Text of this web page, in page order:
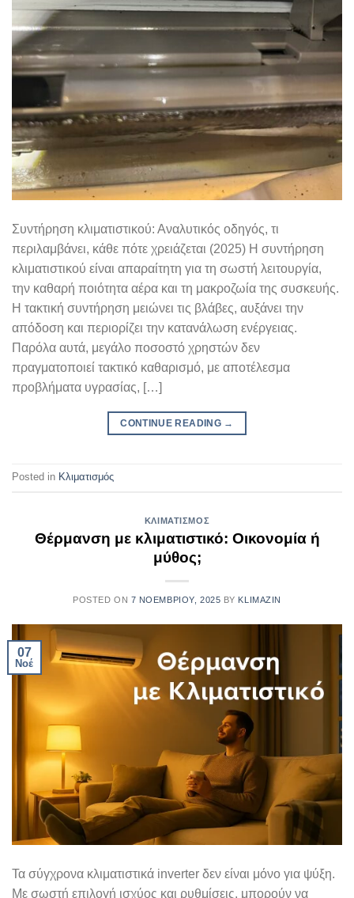
Συντήρηση κλιματιστικού: Αναλυτικός οδηγός, τι
περιλαμβάνει, κάθε πότε χρειάζεται (2025) Η συντήρηση
κλιματιστικού είναι απαραίτητη για τη σωστή λειτουργία,
την καθαρή ποιότητα αέρα και τη μακροζωία της συσκευής.
Η τακτική συντήρηση μειώνει τις βλάβες, αυξάνει την
απόδοση και περιορίζει την κατανάλωση ενέργειας.
Παρόλα αυτά, μεγάλο ποσοστό χρηστών δεν
πραγματοποιεί τακτικό καθαρισμό, με αποτέλεσμα
προβλήματα υγρασίας, […]
CONTINUE READING →
Posted in Κλιματισμός
ΚΛΙΜΑΤΙΣΜΌΣ
Θέρμανση με κλιματιστικό: Οικονομία ή
μύθος;
POSTED ON 7 ΝΟΕΜΒΡΊΟΥ, 2025 BY KLIMAZIN
07
Νοέ
Τα σύγχρονα κλιματιστικά inverter δεν είναι μόνο για ψύξη.
Με σωστή επιλογή ισχύος και ρυθμίσεις, μπορούν να